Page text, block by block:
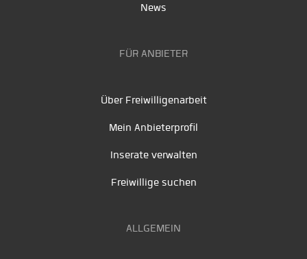
News
FÜR ANBIETER
Über Freiwilligenarbeit
Mein Anbieterprofil
Inserate verwalten
Freiwillige suchen
ALLGEMEIN